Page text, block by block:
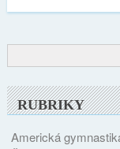
RUBRIKY
Americká